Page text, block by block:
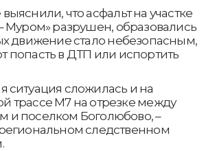
что асфальт на участке
Муром» разрушен, образовались
движение стало небезопасным,
попасть в ДТП или испортить
ситуация сложилась и на
трассе М7 на отрезке между
и поселком Боголюбово, –
следственном